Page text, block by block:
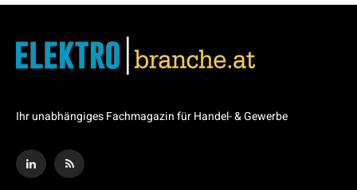
Ihr unabhängiges Fachmagazin für Handel- & Gewerbe